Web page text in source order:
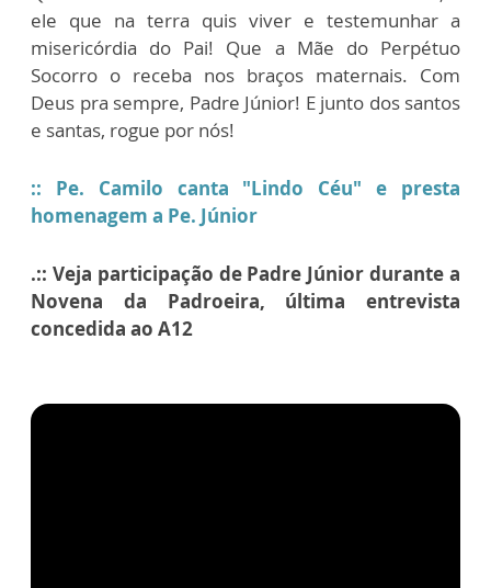
ele que na terra quis viver e testemunhar a
misericórdia do Pai! Que a Mãe do Perpétuo
Socorro o receba nos braços maternais. Com
Deus pra sempre, Padre Júnior! E junto dos santos
e santas, rogue por nós!
:: Pe. Camilo canta "Lindo Céu" e presta
homenagem a Pe. Júnior
.:: Veja participação de Padre Júnior durante a
Novena da Padroeira, última entrevista
concedida ao A12